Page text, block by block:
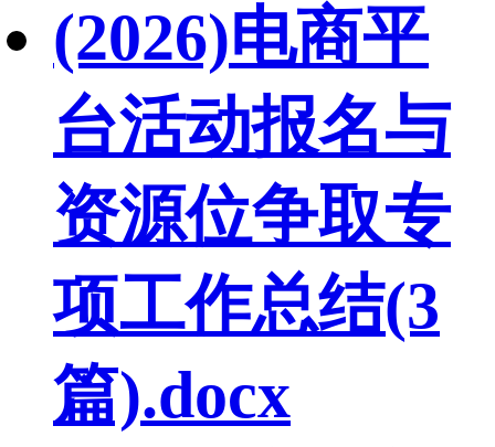
(2026)电商平
台活动报名与
资源位争取专
项工作总结(3
篇).docx